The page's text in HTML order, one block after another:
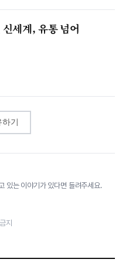
세계, 유통 넘어
기
있는 이야기가 있다면 들려주세요.
지